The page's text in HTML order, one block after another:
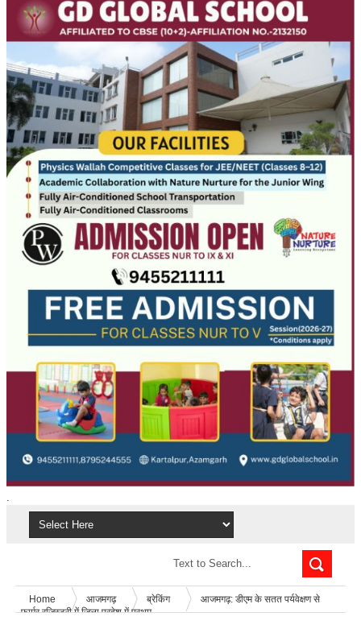
.
Home आजमगढ़ ब्रेकिंग
आजमगढ़: डीएम के सतत पर्यवेक्षण से
फार्मर रजिस्ट्री में जिला प्रदेश में प्रथम